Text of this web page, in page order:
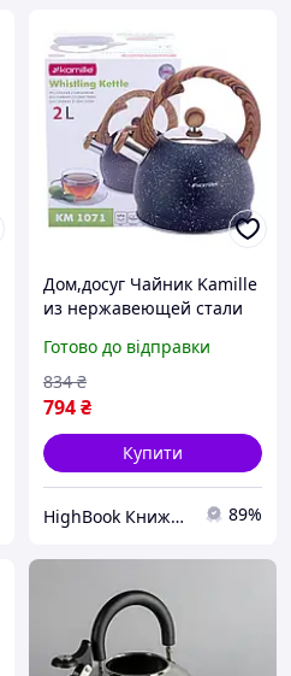
Дом,досуг Чайник Kamille
из нержавеющей стали
бакелитовой ручкой 2 л
KM 1071 DC
Готово до відправки
794₴
834 ₴
Купити
HighBook Книжкова крамниця 89%